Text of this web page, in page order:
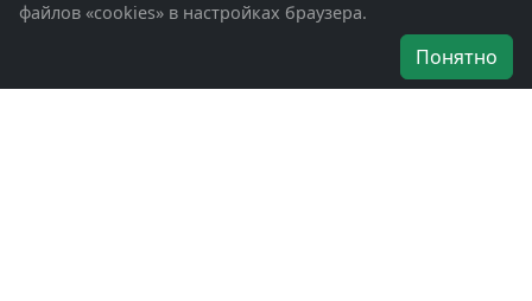
Об организации
Наши награды
файлов «cookies» в настройках браузера.
Понятно